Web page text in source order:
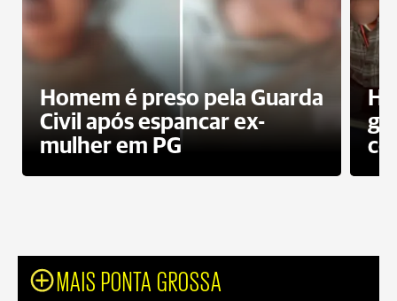
Homem é preso pela Guarda
Civil após espancar ex-
mulher em PG
MAIS PONTA GROSSA